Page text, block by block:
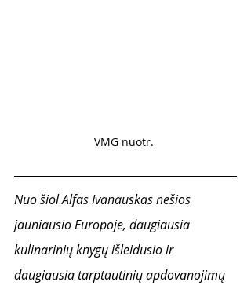
VMG nuotr.
Nuo šiol Alfas Ivanauskas nešios
jauniausio Europoje, daugiausia
kulinarinių knygų išleidusio ir
daugiausia tarptautinių apdovanojimų